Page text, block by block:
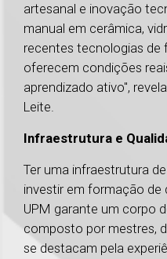
artesanal e inovação
manual em cerâmica,
recentes tecnologias de
oferecem condições
aprendizado ativo",
Leite.
Infraestrutura e
Ter uma infraestrutura
investir em formação de
UPM garante um corpo
composto por mestres,
se destacam pela